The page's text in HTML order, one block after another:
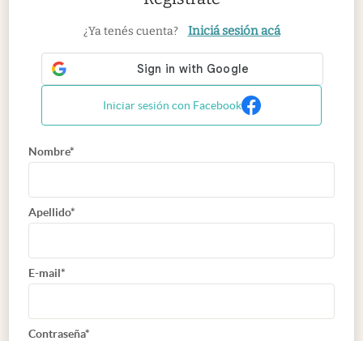
¿Ya tenés cuenta? Iniciá sesión acá
Iniciar sesión con Facebook
Nombre*
Apellido*
E-mail*
Contraseña*